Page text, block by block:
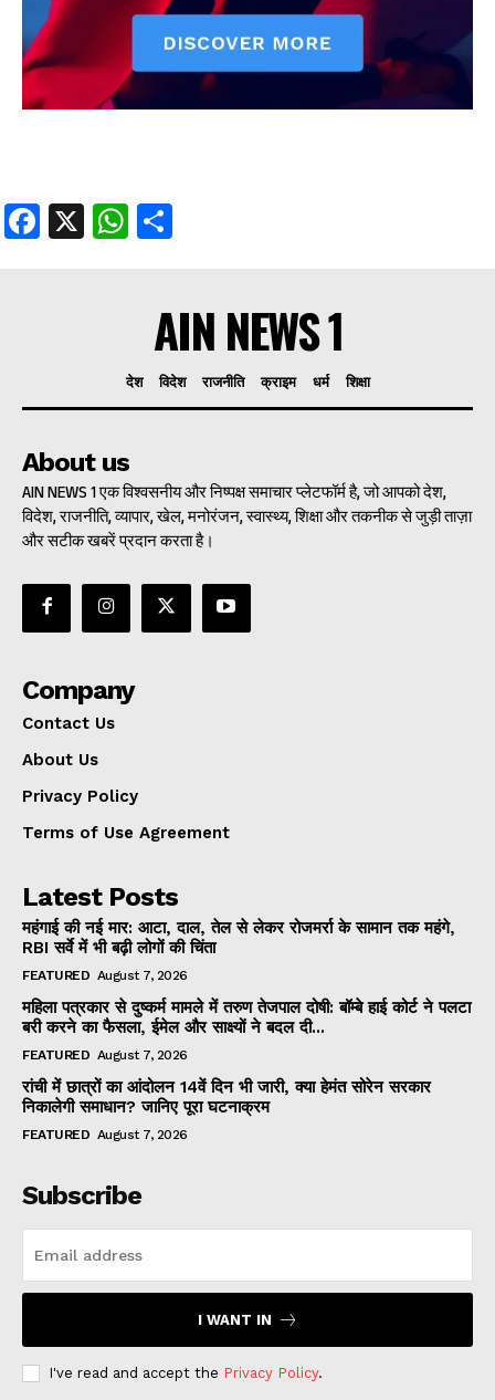
Facebook
X WhatsApp
AIN NEWS 1
देश विदेश राजनीति क्राइम धर्म शिक्षा
About us
AIN NEWS 1 एक विश्वसनीय और निष्पक्ष समाचार प्लेटफॉर्म है, जो आपको देश,
विदेश, राजनीति, व्यापार, खेल, मनोरंजन, स्वास्थ्य, शिक्षा और तकनीक से जुड़ी ताज़ा
और सटीक खबरें प्रदान करता है।
Company
Contact Us
About Us
Privacy Policy
Terms of Use Agreement
Latest Posts
महंगाई की नई मार: आटा, दाल, तेल से लेकर रोजमर्रा के सामान तक महंगे,
RBI सर्वे में भी बढ़ी लोगों की चिंता
FEATURED August 7, 2026
महिला पत्रकार से दुष्कर्म मामले में तरुण तेजपाल दोषी: बॉम्बे हाई कोर्ट ने पलटा
बरी करने का फैसला, ईमेल और साक्ष्यों ने बदल दी...
FEATURED August 7, 2026
रांची में छात्रों का आंदोलन 14वें दिन भी जारी, क्या हेमंत सोरेन सरकार
निकालेगी समाधान? जानिए पूरा घटनाक्रम
FEATURED August 7, 2026
Subscribe
I WANT IN
I've read and accept the Privacy Policy.